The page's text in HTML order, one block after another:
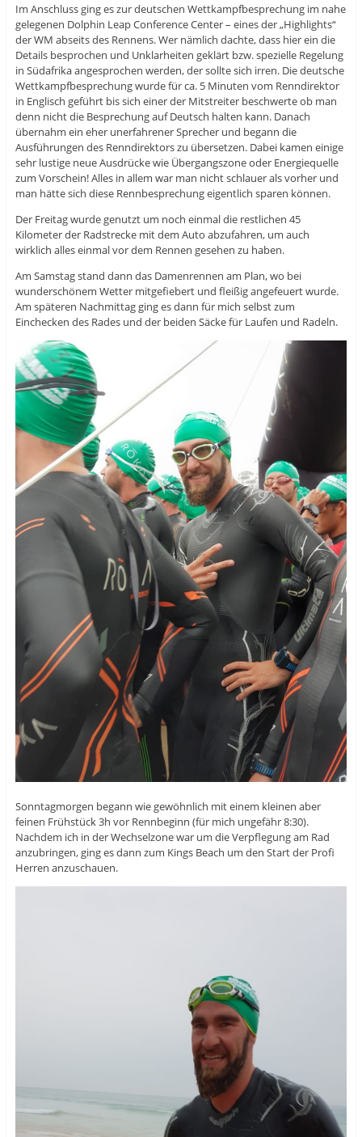
Im Anschluss ging es zur deutschen Wettkampfbesprechung im nahe
gelegenen Dolphin Leap Conference Center – eines der „Highlights“
der WM abseits des Rennens. Wer nämlich dachte, dass hier ein die
Details besprochen und Unklarheiten geklärt bzw. spezielle Regelung
in Südafrika angesprochen werden, der sollte sich irren. Die deutsche
Wettkampfbesprechung wurde für ca. 5 Minuten vom Renndirektor
in Englisch geführt bis sich einer der Mitstreiter beschwerte ob man
denn nicht die Besprechung auf Deutsch halten kann. Danach
übernahm ein eher unerfahrener Sprecher und begann die
Ausführungen des Renndirektors zu übersetzen. Dabei kamen einige
sehr lustige neue Ausdrücke wie Übergangszone oder Energiequelle
zum Vorschein! Alles in allem war man nicht schlauer als vorher und
man hätte sich diese Rennbesprechung eigentlich sparen können.
Der Freitag wurde genutzt um noch einmal die restlichen 45
Kilometer der Radstrecke mit dem Auto abzufahren, um auch
wirklich alles einmal vor dem Rennen gesehen zu haben.
Am Samstag stand dann das Damenrennen am Plan, wo bei
wunderschönem Wetter mitgefiebert und fleißig angefeuert wurde.
Am späteren Nachmittag ging es dann für mich selbst zum
Einchecken des Rades und der beiden Säcke für Laufen und Radeln.
Sonntagmorgen begann wie gewöhnlich mit einem kleinen aber
feinen Frühstück 3h vor Rennbeginn (für mich ungefähr 8:30).
Nachdem ich in der Wechselzone war um die Verpflegung am Rad
anzubringen, ging es dann zum Kings Beach um den Start der Profi
Herren anzuschauen.